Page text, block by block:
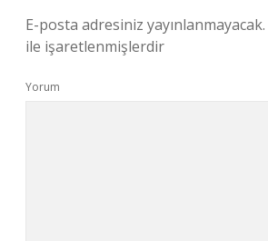
E-posta adresiniz yayınlanmayacak.
ile işaretlenmişlerdir
Yorum